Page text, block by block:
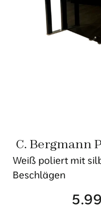
C. Bergmann
Weiß poliert mit
Beschlägen